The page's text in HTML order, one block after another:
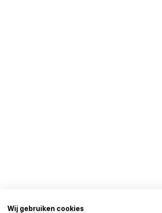
Wij gebruiken cookies